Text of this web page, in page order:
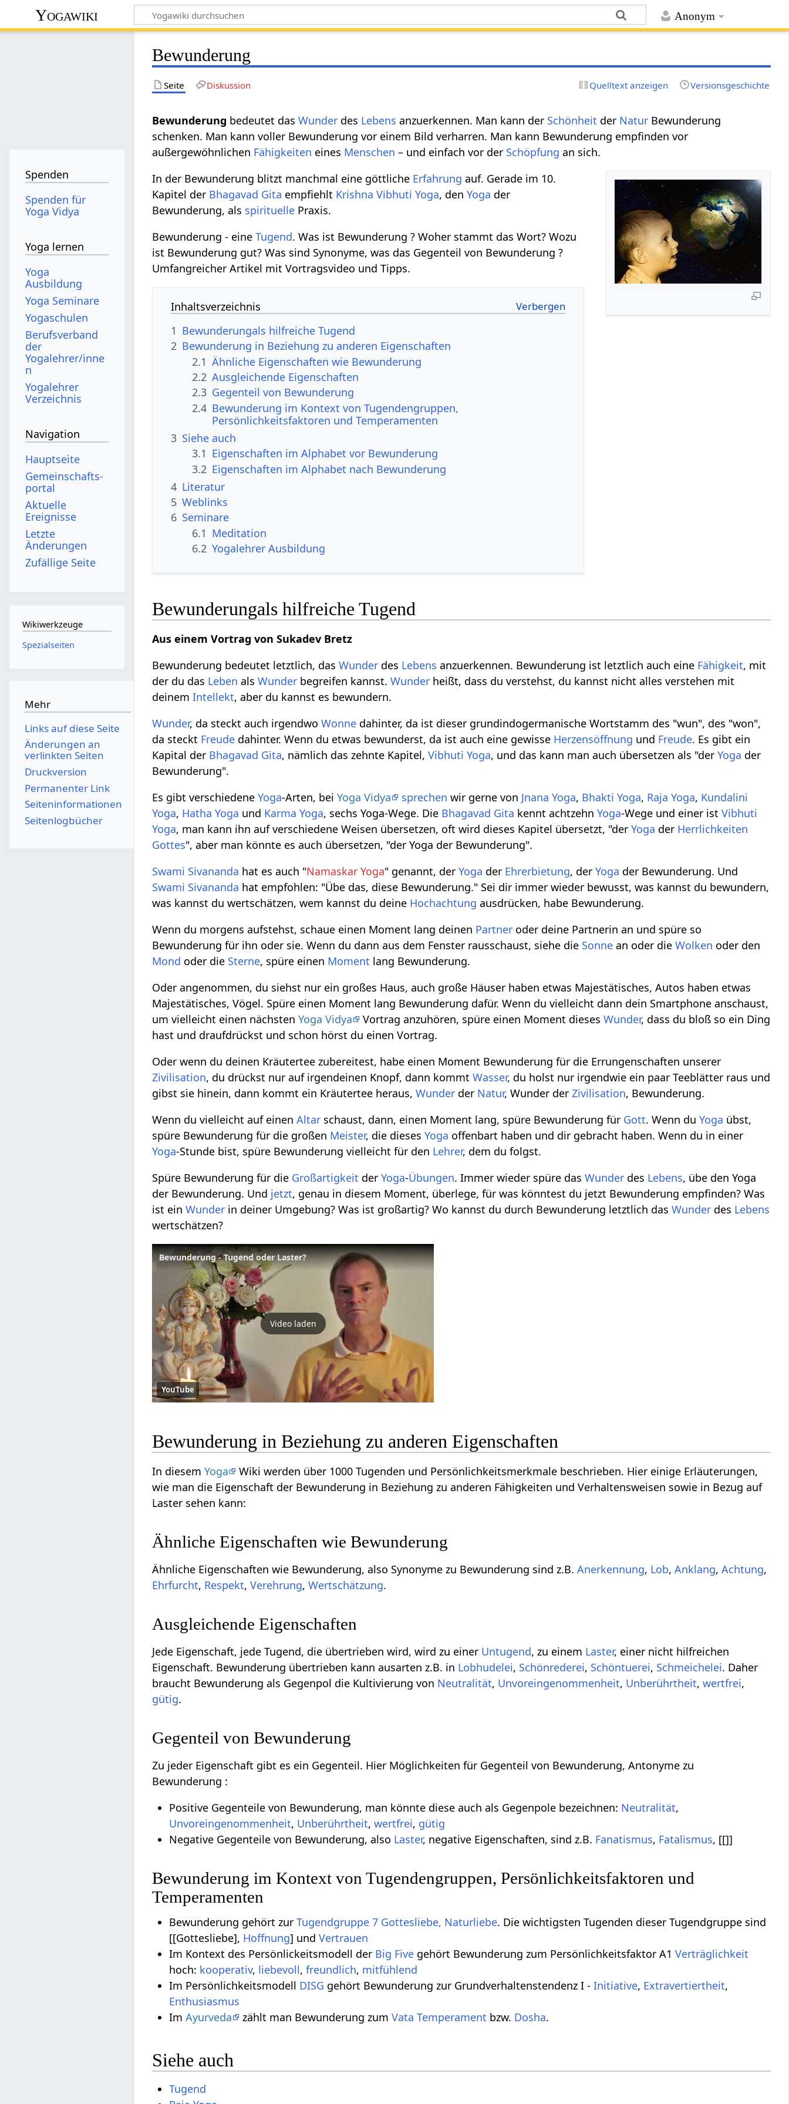
Anonym
Yogawiki
Bewunderung
Seite Diskussion Quelltext anzeigen Versionsgeschichte
Bewunderung bedeutet dasWunder des Lebens anzuerkennen. Man kann der Schönheit der Natur Bewunderung
schenken. Man kann voller Bewunderung vor einem Bild verharren. Man kann Bewunderung empfinden vor
außergewöhnlichen Fähigkeiten eines Menschen – und einfach vor der Schöpfung an sich.
In der Bewunderung blitzt manchmal eine göttliche Erfahrung auf. Gerade im 10.
Kapitel der Bhagavad Gita empfiehlt Krishna Vibhuti Yoga, denYoga der
Bewunderung, als spirituelle Praxis.
Bewunderung - eineTugend. Was ist Bewunderung ? Woher stammt das Wort? Wozu
ist Bewunderung gut? Was sind Synonyme, was das Gegenteil von Bewunderung ?
Umfangreicher Artikel mit Vortragsvideo und Tipps.
Inhaltsverzeichnis
1 Bewunderungals hilfreiche Tugend
2 Bewunderung in Beziehung zu anderen Eigenschaften
2.1 Ähnliche Eigenschaften wie Bewunderung
2.2 Ausgleichende Eigenschaften
2.3 Gegenteil von Bewunderung
2.4 Bewunderung im Kontext von Tugendengruppen,
Persönlichkeitsfaktoren und Temperamenten
3 Siehe auch
3.1 Eigenschaften im Alphabet vor Bewunderung
3.2 Eigenschaften im Alphabet nach Bewunderung
4 Literatur
5 Weblinks
6 Seminare
6.1 Meditation
6.2 Yogalehrer Ausbildung
Bewunderungals hilfreiche Tugend
Aus einem Vortrag von Sukadev Bretz
Bewunderung bedeutet letztlich, dasWunder des Lebens anzuerkennen. Bewunderung ist letztlich auch eine Fähigkeit, mit
der du das Leben alsWunder begreifen kannst.Wunder heißt, dass du verstehst, du kannst nicht alles verstehen mit
deinemIntellekt, aber du kannst es bewundern.
Wunder, da steckt auch irgendwoWonne dahinter, da ist dieser grundindogermanische Wortstamm des "wun", des "won",
da steckt Freude dahinter. Wenn du etwas bewunderst, da ist auch eine gewisse Herzensöffnung und Freude. Es gibt ein
Kapital der Bhagavad Gita, nämlich das zehnte Kapitel,Vibhuti Yoga, und das kann man auch übersetzen als "derYoga der
Bewunderung".
Es gibt verschiedeneYoga-Arten, beiYoga Vidya sprechen wir gerne von Jnana Yoga, Bhakti Yoga, Raja Yoga, Kundalini
Yoga, Hatha Yoga und Karma Yoga, sechs Yoga-Wege. Die Bhagavad Gita kennt achtzehnYoga-Wege und einer istVibhuti
Yoga, man kann ihn auf verschiedene Weisen übersetzen, oft wird dieses Kapitel übersetzt, "derYoga der Herrlichkeiten
Gottes", aber man könnte es auch übersetzen, "der Yoga der Bewunderung".
Swami Sivananda hat es auch "Namaskar Yoga" genannt, derYoga der Ehrerbietung, derYoga der Bewunderung. Und
Swami Sivananda hat empfohlen: "Übe das, diese Bewunderung." Sei dir immer wieder bewusst, was kannst du bewundern,
was kannst du wertschätzen, wem kannst du deine Hochachtung ausdrücken, habe Bewunderung.
Wenn du morgens aufstehst, schaue einen Moment lang deinen Partner oder deine Partnerin an und spüre so
Bewunderung für ihn oder sie. Wenn du dann aus dem Fenster rausschaust, siehe die Sonne an oder dieWolken oder den
Mond oder die Sterne, spüre einen Moment lang Bewunderung.
Oder angenommen, du siehst nur ein großes Haus, auch große Häuser haben etwas Majestätisches, Autos haben etwas
Majestätisches, Vögel. Spüre einen Moment lang Bewunderung dafür. Wenn du vielleicht dann dein Smartphone anschaust,
um vielleicht einen nächstenYoga Vidya Vortrag anzuhören, spüre einen Moment diesesWunder, dass du bloß so ein Ding
hast und draufdrückst und schon hörst du einen Vortrag.
Oder wenn du deinen Kräutertee zubereitest, habe einen Moment Bewunderung für die Errungenschaften unserer
Zivilisation, du drückst nur auf irgendeinen Knopf, dann kommtWasser, du holst nur irgendwie ein paar Teeblätter raus und
gibst sie hinein, dann kommt ein Kräutertee heraus,Wunder der Natur, Wunder derZivilisation, Bewunderung.
Wenn du vielleicht auf einenAltar schaust, dann, einen Moment lang, spüre Bewunderung für Gott. Wenn duYoga übst,
spüre Bewunderung für die großen Meister, die diesesYoga offenbart haben und dir gebracht haben. Wenn du in einer
Yoga-Stunde bist, spüre Bewunderung vielleicht für den Lehrer, dem du folgst.
Spüre Bewunderung für die Großartigkeit derYoga-Übungen. Immer wieder spüre dasWunder des Lebens, übe den Yoga
der Bewunderung. Und jetzt, genau in diesem Moment, überlege, für was könntest du jetzt Bewunderung empfinden? Was
ist einWunder in deiner Umgebung? Was ist großartig? Wo kannst du durch Bewunderung letztlich dasWunder des Lebens
wertschätzen?
Bewunderung - Tugend oder Laster?
Video laden
YouTube
Bewunderung in Beziehung zu anderen Eigenschaften
In diesemYoga
Wiki werden über 1000 Tugenden und Persönlichkeitsmerkmale beschrieben. Hier einige Erläuterungen,
wie man die Eigenschaft der Bewunderung in Beziehung zu anderen Fähigkeiten und Verhaltensweisen sowie in Bezug auf
Laster sehen kann:
Ähnliche Eigenschaften wie Bewunderung
Ähnliche Eigenschaften wie Bewunderung, also Synonyme zu Bewunderung sind z.B.Anerkennung, Lob,Anklang,Achtung,
Ehrfurcht, Respekt,Verehrung,Wertschätzung.
Ausgleichende Eigenschaften
Jede Eigenschaft, jede Tugend, die übertrieben wird, wird zu einer Untugend, zu einem Laster, einer nicht hilfreichen
Eigenschaft. Bewunderung übertrieben kann ausarten z.B. in Lobhudelei, Schönrederei, Schöntuerei, Schmeichelei. Daher
braucht Bewunderung als Gegenpol die Kultivierung von Neutralität, Unvoreingenommenheit, Unberührtheit,wertfrei,
gütig.
Gegenteil von Bewunderung
Zu jeder Eigenschaft gibt es ein Gegenteil. Hier Möglichkeiten für Gegenteil von Bewunderung, Antonyme zu
Bewunderung :
Positive Gegenteile von Bewunderung, man könnte diese auch als Gegenpole bezeichnen: Neutralität,
Unvoreingenommenheit, Unberührtheit,wertfrei, gütig
Negative Gegenteile von Bewunderung, also Laster, negative Eigenschaften, sind z.B. Fanatismus, Fatalismus, [[]]
Bewunderung im Kontext von Tugendengruppen, Persönlichkeitsfaktoren und
Temperamenten
Bewunderung gehört zurTugendgruppe 7 Gottesliebe, Naturliebe. Die wichtigsten Tugenden dieser Tugendgruppe sind
[[Gottesliebe], Hoffnung] undVertrauen
Im Kontext des Persönlickeitsmodell der Big Five gehört Bewunderung zum Persönlichkeitsfaktor A1Verträglichkeit
hoch: kooperativ, liebevoll,freundlich, mitfühlend
Im Persönlichkeitsmodell DISG gehört Bewunderung zur Grundverhaltenstendenz I -Initiative, Extravertiertheit,
Enthusiasmus
ImAyurveda zählt man Bewunderung zumVata Temperament bzw. Dosha.
Siehe auch
Tugend
Spenden
Spenden für
Yoga Vidya
Yoga lernen
Yoga
Ausbildung
Yoga Seminare
Yogaschulen
Berufsverband
der
Yogalehrer/inne
n
Yogalehrer
Verzeichnis
Navigation
Hauptseite
Gemeinschafts­
portal
Aktuelle
Ereignisse
Letzte
Änderungen
Zufällige Seite
Wikiwerkzeuge
Spezialseiten
Mehr
Links auf diese Seite
Änderungen an
verlinkten Seiten
Druckversion
Permanenter Link
Seiten­­informationen
Seitenlogbücher